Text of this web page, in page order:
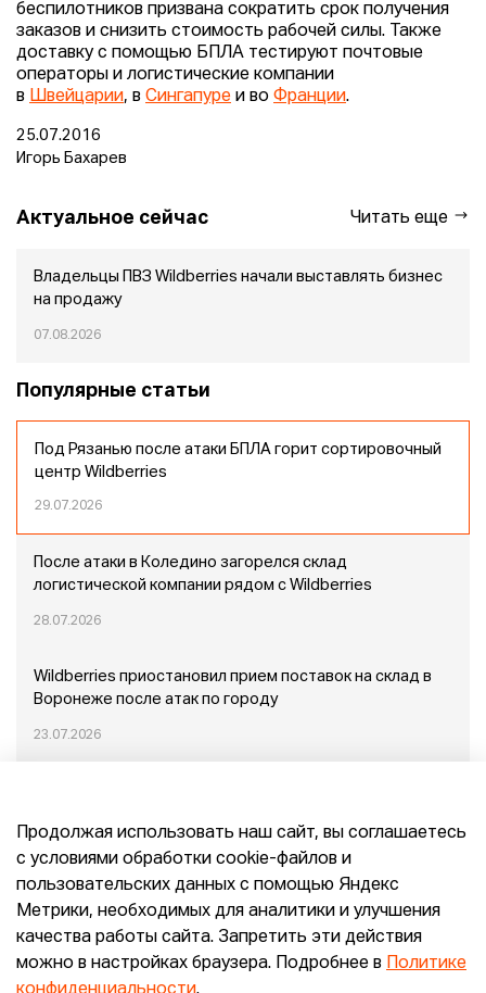
беспилотников призвана сократить срок получения
заказов и снизить стоимость рабочей силы. Также
доставку с помощью БПЛА тестируют почтовые
операторы и логистические компании
в Швейцарии, в Сингапуре и во Франции.
25.07.2016
Игорь Бахарев
Актуальное сейчас Читать еще
Владельцы ПВЗ Wildberries начали выставлять бизнес
на продажу
07.08.2026
Популярные статьи
Под Рязанью после атаки БПЛА горит сортировочный
центр Wildberries
29.07.2026
После атаки в Коледино загорелся склад
логистической компании рядом с Wildberries
28.07.2026
Wildberries приостановил прием поставок на склад в
Воронеже после атак по городу
23.07.2026
Конец эпохи маркетплейсов: прогнозы сооснователя
Mr.Doors Максима Валецкого
26.06.2026
Продолжая использовать наш сайт, вы соглашаетесь
с условиями обработки cookie-файлов и
пользовательских данных с помощью Яндекс
Метрики, необходимых для аналитики и улучшения
качества работы сайта. Запретить эти действия
можно в настройках браузера. Подробнее в
Политике